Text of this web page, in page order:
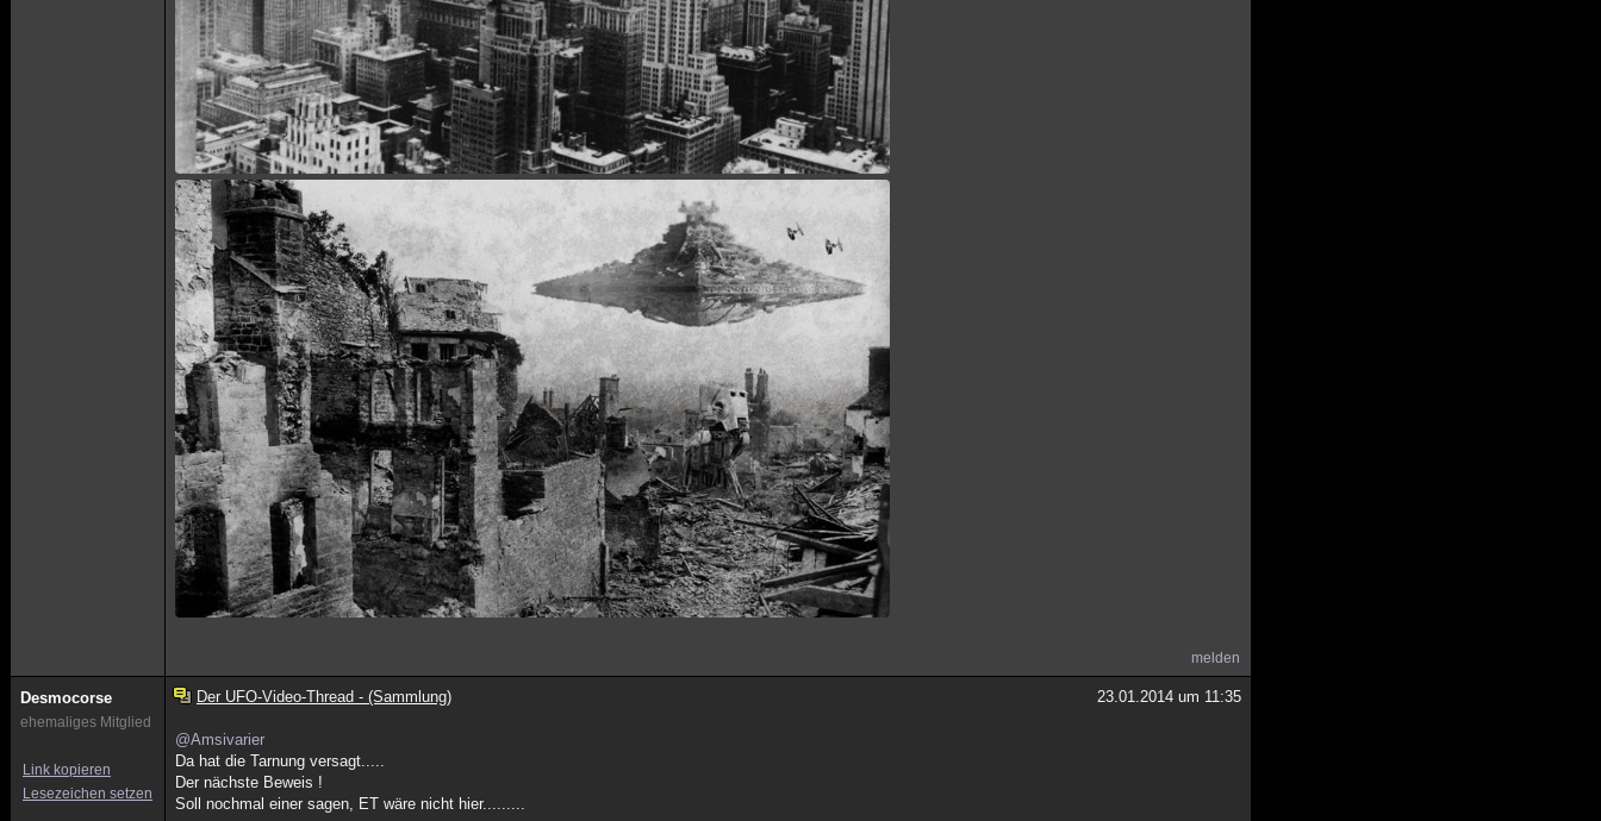
melden
Desmocorse
ehemaliges Mitglied
Link kopieren
Lesezeichen setzen
Der UFO-Video-Thread - (Sammlung) 23.01.2014 um 11:35
@Amsivarier
Da hat die Tarnung versagt.....
Der nächste Beweis !
Soll nochmal einer sagen, ET wäre nicht hier.........